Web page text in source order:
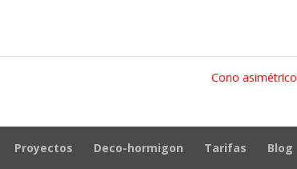
Cono asimétrico
Proyectos Deco-hormigon Tarifas Blog